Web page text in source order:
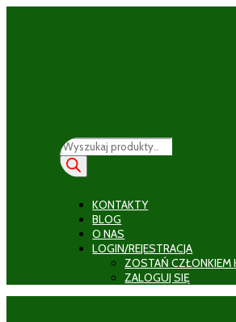
Wyszukiwarka
produktów
KONTAKTY
BLOG
O NAS
LOGIN/REJESTRACJA
ZOSTAŃ CZŁONKIEM
ZALOGUJ SIĘ